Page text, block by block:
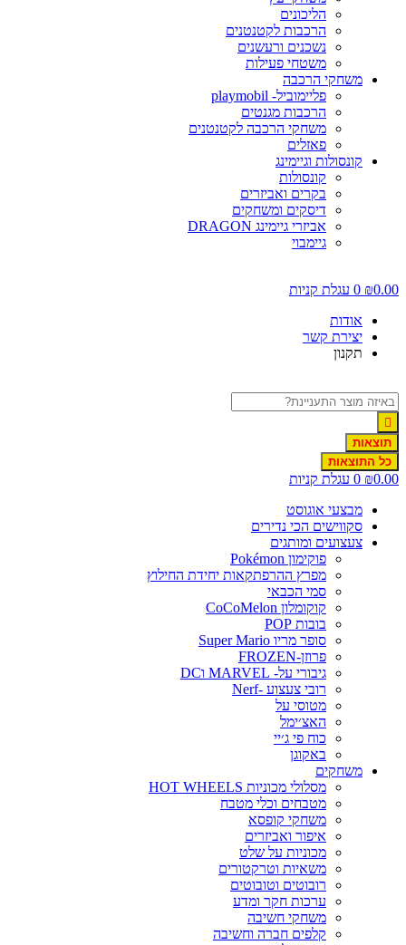
הליכונים
הרכבות לקטנטנים
נשכנים ורעשנים
משטחי פעילות
משחקי הרכבה
פליימוביל- playmobil
הרכבות מגנטים
משחקי הרכבה לקטנטנים
פאזלים
קונסולות וגיימינג
קונסולות
בקרים ואביזרים
דיסקים ומשחקים
אביזרי גיימינג DRAGON
גיימבוי
₪0.00
0 עגלת קניות
אודות
יצירת קשר
תקנון
תוצאות
כל התוצאות
₪0.00
0 עגלת קניות
מבצעי אוגוסט
סקווישים הכי נדירים
צעצועים ומותגים
פוקימון Pokémon
מפרץ ההרפתקאות יחידת החילוץ
סמי הכבאי
קוקומלון CoCoMelon
בובות POP
סופר מריו Super Mario
פרוזן-FROZEN
גיבורי על- MARVEL וDC
רובי צעצוע -Nerf
מטוסי על
האצ׳ימל
כוח פי ג׳יי
באקוגן
משחקים
מסלולי מכוניות HOT WHEELS
מטבחים וכלי מטבח
משחקי קופסא
איפור ואביזרים
מכוניות על שלט
משאיות וטרקטורים
רובוטים וטובוטים
ערכות חקר ומדע
משחקי חשיבה
קלפים חברה וחשיבה